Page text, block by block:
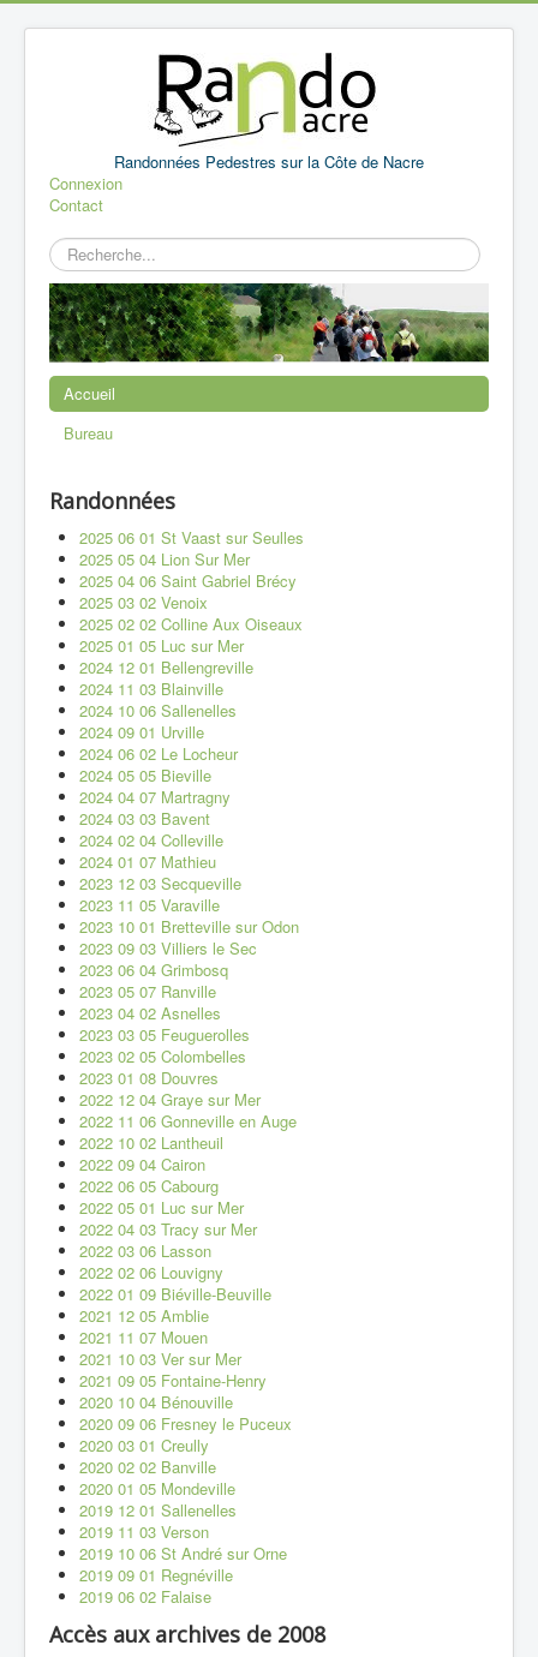
Randonnées Pedestres sur la Côte de Nacre
Connexion
Contact
Rechercher
Accueil
Bureau
Randonnées
2025 06 01 St Vaast sur Seulles
2025 05 04 Lion Sur Mer
2025 04 06 Saint Gabriel Brécy
2025 03 02 Venoix
2025 02 02 Colline Aux Oiseaux
2025 01 05 Luc sur Mer
2024 12 01 Bellengreville
2024 11 03 Blainville
2024 10 06 Sallenelles
2024 09 01 Urville
2024 06 02 Le Locheur
2024 05 05 Bieville
2024 04 07 Martragny
2024 03 03 Bavent
2024 02 04 Colleville
2024 01 07 Mathieu
2023 12 03 Secqueville
2023 11 05 Varaville
2023 10 01 Bretteville sur Odon
2023 09 03 Villiers le Sec
2023 06 04 Grimbosq
2023 05 07 Ranville
2023 04 02 Asnelles
2023 03 05 Feuguerolles
2023 02 05 Colombelles
2023 01 08 Douvres
2022 12 04 Graye sur Mer
2022 11 06 Gonneville en Auge
2022 10 02 Lantheuil
2022 09 04 Cairon
2022 06 05 Cabourg
2022 05 01 Luc sur Mer
2022 04 03 Tracy sur Mer
2022 03 06 Lasson
2022 02 06 Louvigny
2022 01 09 Biéville-Beuville
2021 12 05 Amblie
2021 11 07 Mouen
2021 10 03 Ver sur Mer
2021 09 05 Fontaine-Henry
2020 10 04 Bénouville
2020 09 06 Fresney le Puceux
2020 03 01 Creully
2020 02 02 Banville
2020 01 05 Mondeville
2019 12 01 Sallenelles
2019 11 03 Verson
2019 10 06 St André sur Orne
2019 09 01 Regnéville
2019 06 02 Falaise
Accès aux archives de 2008